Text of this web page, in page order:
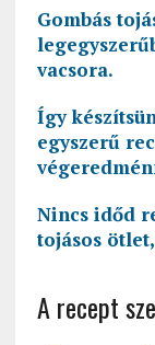
Gombás
vacsora.
Így
egyszerű
Nincs időd
tojásos
A recept